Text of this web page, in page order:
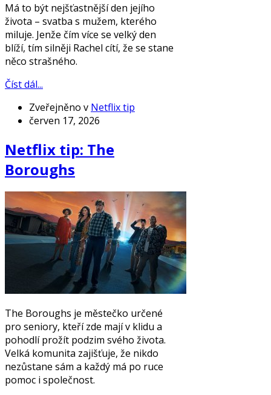
Má to být nejšťastnější den jejího
života – svatba s mužem, kterého
miluje. Jenže čím více se velký den
blíží, tím silněji Rachel cítí, že se stane
něco strašného.
Číst dál...
Zveřejněno v Netflix tip
červen 17, 2026
Netflix tip: The
Boroughs
The Boroughs je městečko určené
pro seniory, kteří zde mají v klidu a
pohodlí prožít podzim svého života.
Velká komunita zajišťuje, že nikdo
nezůstane sám a každý má po ruce
pomoc i společnost.